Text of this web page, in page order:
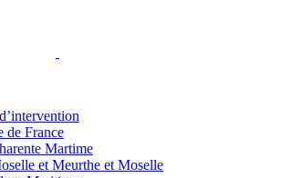
de France
Martime
et Meurthe et Moselle